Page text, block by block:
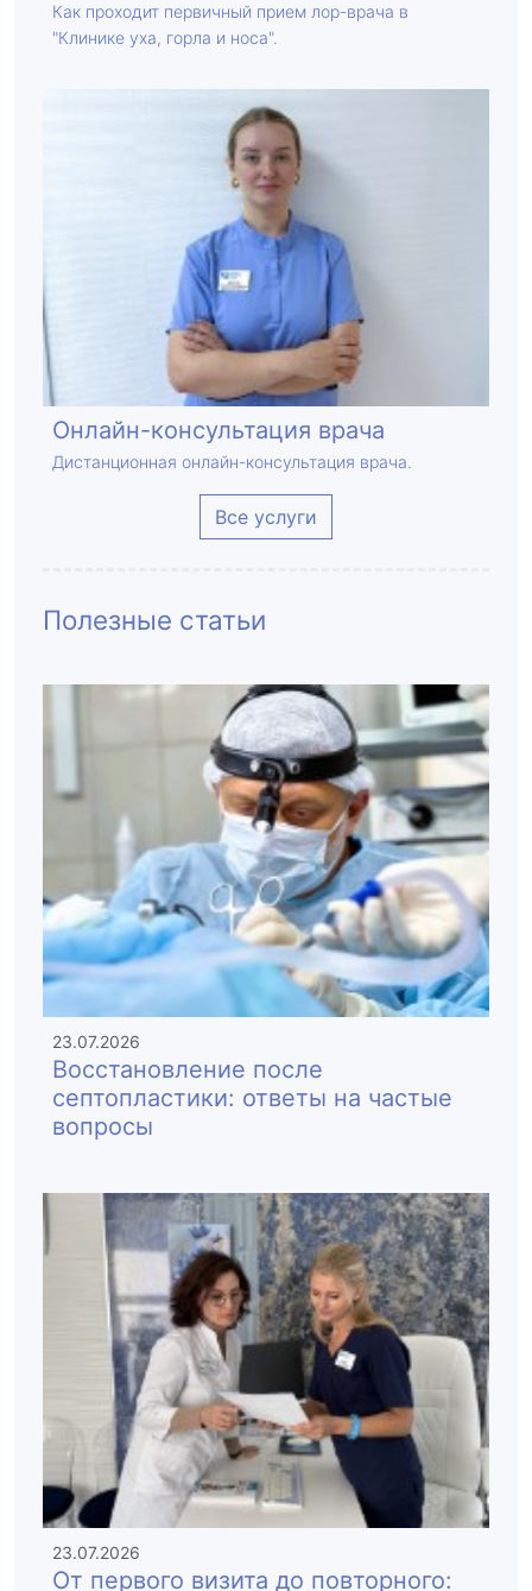
Как проходит первичный прием лор-врача в
"Клинике уха, горла и носа".
Онлайн-консультация врача
Дистанционная онлайн-консультация врача.
Все услуги
Полезные статьи
23.07.2026
Восстановление после
септопластики: ответы на частые
вопросы
23.07.2026
От первого визита до повторного: